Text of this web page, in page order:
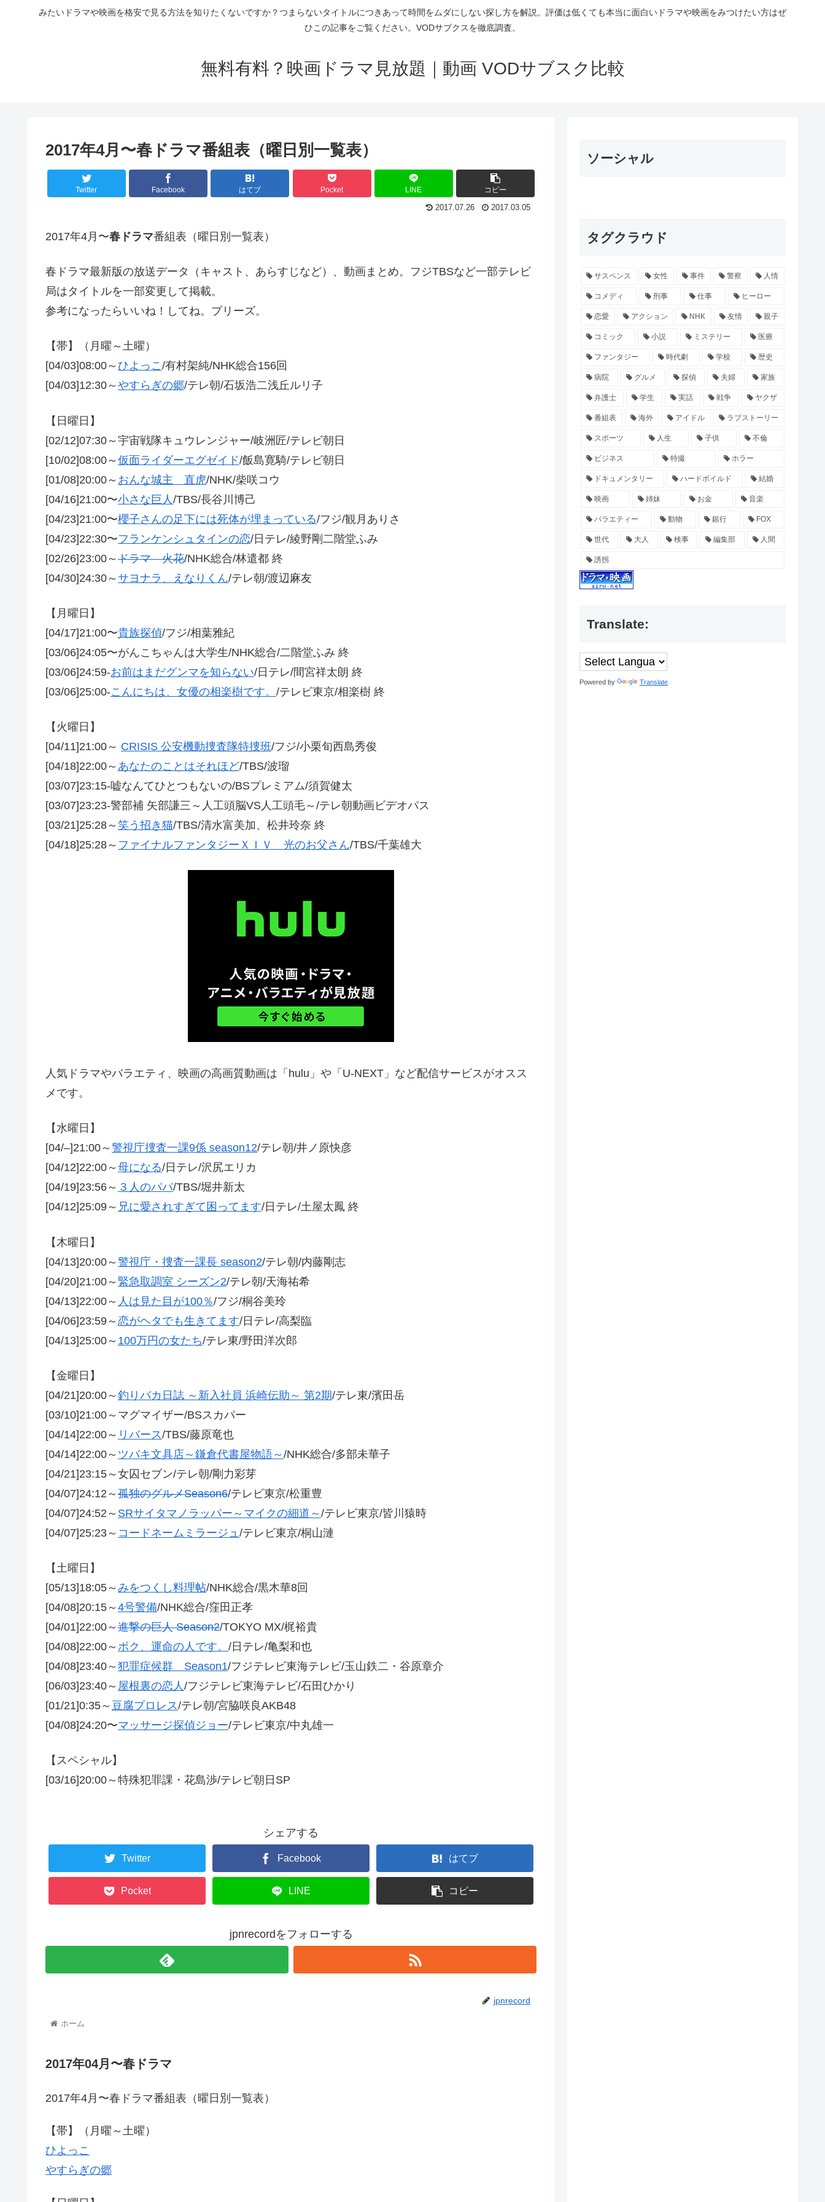
みたいドラマや映画を格安で見る方法を知りたくないですか？つまらないタイトルにつきあって時間をムダにしない探し方を解説。評価は低くても本当に面白いドラマや映画をみつけたい方はぜ
ひこの記事をご覧ください。VODサブクスを徹底調査。
無料有料？映画ドラマ見放題｜動画 VODサブスク比較
2017年4月〜春ドラマ番組表（曜日別一覧表）
Twitter Facebook はてブ Pocket LINE コピー
2017.07.26 2017.03.05
2017年4月〜春ドラマ番組表（曜日別一覧表）
春ドラマ最新版の放送データ（キャスト、あらすじなど）、動画まとめ。フジTBSなど一部テレビ
局はタイトルを一部変更して掲載。
参考になったらいいね！してね。プリーズ。
【帯】（月曜～土曜）
[04/03]08:00～ ひよっこ/有村架純/NHK総合156回
[04/03]12:30～ やすらぎの郷/テレ朝/石坂浩二浅丘ルリ子
【日曜日】
[02/12]07:30～宇宙戦隊キュウレンジャー/岐洲匠/テレビ朝日
[10/02]08:00～ 仮面ライダーエグゼイド/飯島寛騎/テレビ朝日
[01/08]20:00～ おんな城主 直虎/NHK/柴咲コウ
[04/16]21:00〜小さな巨人 /TBS/長谷川博己
[04/23]21:00〜櫻子さんの足下には死体が埋まっている/フジ/観月ありさ
[04/23]22:30〜フランケンシュタインの恋/日テレ/綾野剛二階堂ふみ
[02/26]23:00～ ドラマ 火花/NHK総合/林遣都 終
[04/30]24:30～ サヨナラ、えなりくん/テレ朝/渡辺麻友
【月曜日】
[04/17]21:00〜貴族探偵/フジ/相葉雅紀
[03/06]24:05〜がんこちゃんは大学生/NHK総合/二階堂ふみ 終
[03/06]24:59-お前はまだグンマを知らない/日テレ/間宮祥太朗 終
[03/06]25:00-こんにちは、女優の相楽樹です。 /テレビ東京/相楽樹 終
【火曜日】
[04/11]21:00～ CRISIS 公安機動捜査隊特捜班/フジ/小栗旬西島秀俊
[04/18]22:00～ あなたのことはそれほど/TBS/波瑠
[03/07]23:15-嘘なんてひとつもないの/BSプレミアム/須賀健太
[03/07]23:23-警部補 矢部謙三～人工頭脳VS人工頭毛～/テレ朝動画ビデオパス
[03/21]25:28～ 笑う招き猫/TBS/清水富美加、松井玲奈 終
[04/18]25:28～ ファイナルファンタジーＸＩＶ 光のお父さん/TBS/千葉雄大
人気ドラマやバラエティ、映画の高画質動画は「hulu」や「U-NEXT」など配信サービスがオスス
メです。
【水曜日】
[04/–]21:00～ 警視庁捜査一課9係 season12/テレ朝/井ノ原快彦
[04/12]22:00～ 母になる/日テレ/沢尻エリカ
[04/19]23:56～ ３人のパパ/TBS/堀井新太
[04/12]25:09～ 兄に愛されすぎて困ってます/日テレ/土屋太鳳 終
【木曜日】
[04/13]20:00～ 警視庁・捜査一課長 season2/テレ朝/内藤剛志
[04/20]21:00～ 緊急取調室 シーズン2/テレ朝/天海祐希
[04/13]22:00～ 人は見た目が100％/フジ/桐谷美玲
[04/06]23:59～ 恋がヘタでも生きてます/日テレ/高梨臨
[04/13]25:00～ 100万円の女たち/テレ東/野田洋次郎
【金曜日】
[04/21]20:00～ 釣りバカ日誌 ～新入社員 浜崎伝助～ 第2期/テレ東/濱田岳
[03/10]21:00～マグマイザー/BSスカパー
[04/14]22:00～ リバース/TBS/藤原竜也
[04/14]22:00～ ツバキ文具店～鎌倉代書屋物語～ /NHK総合/多部未華子
[04/21]23:15～女囚セブン/テレ朝/剛力彩芽
[04/07]24:12～ 孤独のグルメSeason6/テレビ東京/松重豊
[04/07]24:52～ SRサイタマノラッパー～マイクの細道～ /テレビ東京/皆川猿時
[04/07]25:23～ コードネームミラージュ /テレビ東京/桐山漣
【土曜日】
[05/13]18:05～ みをつくし料理帖/NHK総合/黒木華8回
[04/08]20:15～ 4号警備/NHK総合/窪田正孝
[04/01]22:00～ 進撃の巨人 Season2/TOKYO MX/梶裕貴
[04/08]22:00～ ボク、運命の人です。 /日テレ/亀梨和也
[04/08]23:40～ 犯罪症候群 Season1/フジテレビ東海テレビ/玉山鉄二・谷原章介
[06/03]23:40～ 屋根裏の恋人/フジテレビ東海テレビ/石田ひかり
[01/21]0:35～ 豆腐プロレス/テレ朝/宮脇咲良AKB48
[04/08]24:20〜マッサージ探偵ジョー/テレビ東京/中丸雄一
【スペシャル】
[03/16]20:00～特殊犯罪課・花島渉/テレビ朝日SP
シェアする
Twitter Facebook はてブ
Pocket LINE コピー
jpnrecordをフォローする
jpnrecord
ホーム
2017年04月〜春ドラマ
2017年4月〜春ドラマ番組表（曜日別一覧表）
【帯】（月曜～土曜）
ひよっこ
やすらぎの郷
ソーシャル
タグクラウド
サスペンス 女性 事件 警察 人情
コメディ 刑事 仕事 ヒーロー
恋愛 アクション NHK 友情 親子
コミック 小説 ミステリー 医療
ファンタジー 時代劇 学校 歴史
病院 グルメ 探偵 夫婦 家族
弁護士 学生 実話 戦争 ヤクザ
番組表 海外 アイドル ラブストーリー
スポーツ 人生 子供 不倫
ビジネス 特撮 ホラー
ドキュメンタリー ハードボイルド 結婚
映画 姉妹 お金 音楽
バラエティー 動物 銀行 FOX
世代 大人 検事 編集部 人間
誘拐
Translate:
Powered by Translate